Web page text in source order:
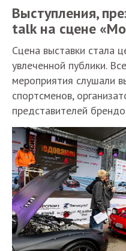
Выступления,
talk на сцене
Сцена выставки стала
увлеченной публики.
мероприятия слушали
спортсменов,
представителей